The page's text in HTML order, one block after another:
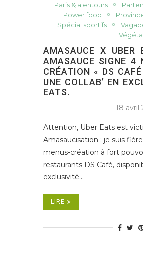
Paris & alentours
Power food
Spécial sportifs
AMASAUCE X
AMASAUCE SIGNE 4
CRÉATION « DS
UNE COLLAB’ EN
EATS.
18 avril
Attention, Uber Eats est
Amasaucisation : je suis
menus-création à fort
restaurants DS Café,
exclusivité…
LIRE